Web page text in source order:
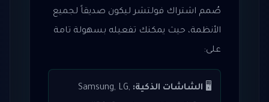
صُمم اشتراك فولتشر ليكون صديقاً لجميع
الأنظمة، حيث يمكنك تفعيله بسهولة تامة
على:
🖥️ الشاشات الذكية: Samsung, LG,